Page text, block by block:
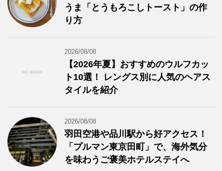
うま「とうもろこしトースト」の作
り方
2026/08/08
【2026年夏】おすすめのウルフカッ
ト10選！ レングス別に人気のヘアス
タイルを紹介
2026/08/08
羽田空港や品川駅から好アクセス！
「プルマン東京田町」で、海外気分
を味わうご褒美ホテルステイへ